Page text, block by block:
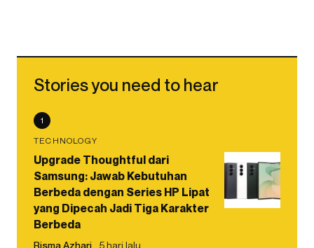
Stories you need to hear
1
TECHNOLOGY
Upgrade Thoughtful dari
Samsung: Jawab Kebutuhan
Berbeda dengan Series HP Lipat
yang Dipecah Jadi Tiga Karakter
Berbeda
Risma Azhari 5 hari lalu